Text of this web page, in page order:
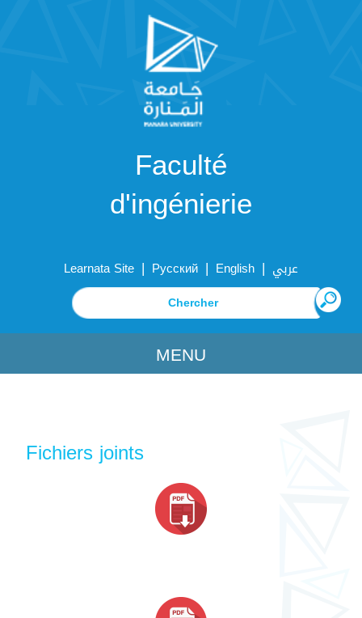
Faculté
d'ingénierie
Learnata Site | Русский | English | عربي
MENU
Fichiers joints